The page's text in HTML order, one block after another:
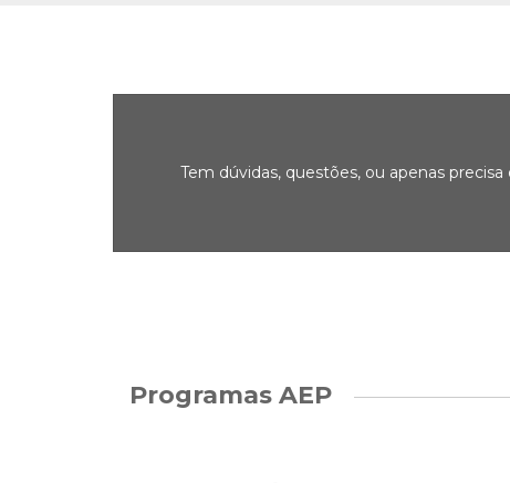
Tem dúvidas, questões, ou apenas
Programas AEP